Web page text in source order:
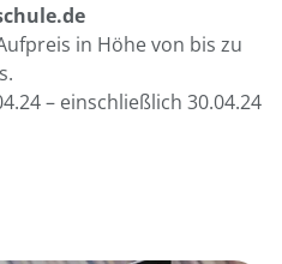
in Höhe von bis zu
– einschließlich 30.04.24